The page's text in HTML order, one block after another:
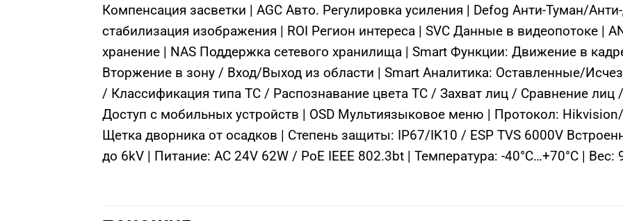
Компенсация засветки | AGC Авто. Регулировка усиления | Defog Анти-Туман/
стабилизация изображения | ROI Регион интереса | SVC Данные в видеопотоке |
хранение | NAS Поддержка сетевого хранилища | Smart Функции: Движение в
Вторжение в зону / Вход/Выход из области | Smart Аналитика: Оставленные/
/ Классификация типа ТС / Распознавание цвета ТС / Захват лиц / Сравнение лиц
Доступ с мобильных устройств | OSD Мультиязыковое меню | Протокол: Hikvision/
Щетка дворника от осадков | Степень защиты: IP67/IK10 / ESP TVS 6000V
до 6kV | Питание: AC 24V 62W / PoE IEEE 802.3bt | Температура: -40°C…+70°C |